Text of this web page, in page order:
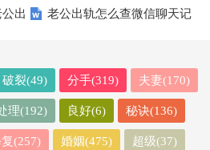
该怎样对待老公
出
老公出轨怎么查微信聊天记
破裂(49) 分手(319) 夫妻(170)
理(192) 良好(6) 秘诀(136)
(257) 婚姻(475) 超级(37)